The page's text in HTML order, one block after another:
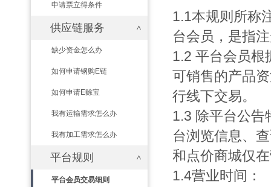
申请票立得条件
供应链服务
缺少资金怎么办
如何申请钢购E链
如何申请E赊宝
我有运输需求怎么办
我有加工需求怎么办
平台规则
平台会员交易细则
1.1本规则所称
台会员，是指
1.2 平台会员根
可销售的产品
行线下交易。
1.3 除平台公告
台浏览信息、
和点价商城仅
1.4营业时间：